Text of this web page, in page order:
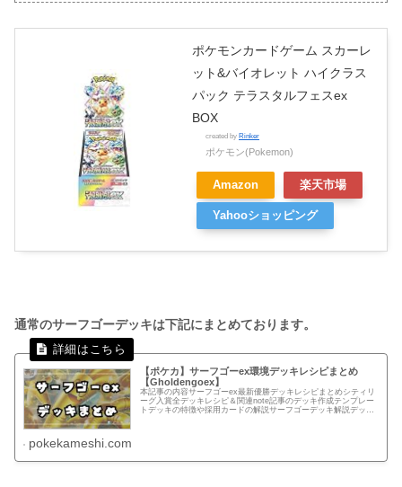
ポケモンカードゲーム スカーレ
ット&バイオレット ハイクラス
パック テラスタルフェスex
BOX
created by Rinker
ポケモン(Pokemon)
Amazon 楽天市場
Yahooショッピング
通常のサーフゴーデッキは下記にまとめております。
【ポケカ】サーフゴーex環境デッキレシピまとめ
【Gholdengoex】
本記事の内容サーフゴーex最新優勝デッキレシピまとめシティリ
ーグ入賞全デッキレシピ＆関連note記事のデッキ作成テンプレー
トデッキの特徴や採用カードの解説サーフゴーデッキ解説デッキ
pokekameshi.com